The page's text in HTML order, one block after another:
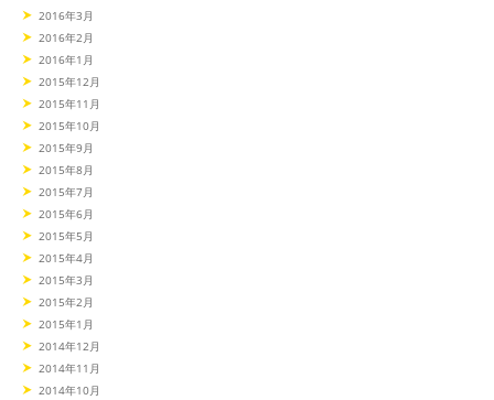
2016年3月
2016年2月
2016年1月
2015年12月
2015年11月
2015年10月
2015年9月
2015年8月
2015年7月
2015年6月
2015年5月
2015年4月
2015年3月
2015年2月
2015年1月
2014年12月
2014年11月
2014年10月